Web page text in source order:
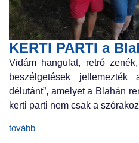
KERTI PARTI a
Vidám hangulat, retró
beszélgetések
délutánt”, amelyet a Blahán
kerti parti nem csak a
tovább